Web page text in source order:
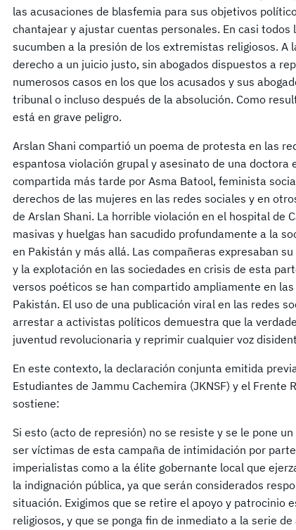
las acusaciones de blasfemia para sus objetivos
chantajear y ajustar cuentas personales. En casi
sucumben a la presión de los extremistas religiosos. A
derecho a un juicio justo, sin abogados dispuestos a
numerosos casos en los que los acusados y sus
tribunal o incluso después de la absolución. Como
está en grave peligro.
Arslan Shani compartió un poema de protesta en las
espantosa violación grupal y asesinato de una doctora
compartida más tarde por Asma Batool, feminista
derechos de las mujeres en las redes sociales y en
de Arslan Shani. La horrible violación en el hospital de
masivas y huelgas han sacudido profundamente a la
en Pakistán y más allá. Las compañeras expresaban
y la explotación en las sociedades en crisis de esta
versos poéticos se han compartido ampliamente en
Pakistán. El uso de una publicación viral en las redes
arrestar a activistas políticos demuestra que la
juventud revolucionaria y reprimir cualquier voz
En este contexto, la declaración conjunta emitida
Estudiantes de Jammu Cachemira (JKNSF) y el Frente
sostiene:
Si esto (acto de represión) no se resiste y se le pone
ser víctimas de esta campaña de intimidación por
imperialistas como a la élite gobernante local que
la indignación pública, ya que serán considerados
situación. Exigimos que se retire el apoyo y patrocinio
religiosos, y que se ponga fin de inmediato a la serie